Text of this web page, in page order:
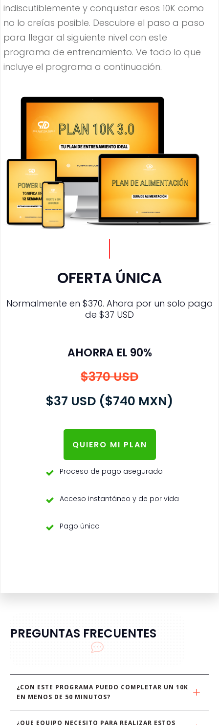
indiscutiblemente y conquistar esos 10K como
no lo creías posible. Descubre el paso a paso
para llegar al siguiente nivel con este
programa de entrenamiento. Ve todo lo que
incluye el programa a continuación.
OFERTA ÚNICA
Normalmente en $370. Ahora por un solo pago
de $37 USD
AHORRA EL 90%
$370 USD
$37 USD ($740 MXN)
QUIERO MI PLAN
Proceso de pago asegurado
Acceso instantáneo y de por vida
Pago único
PREGUNTAS FRECUENTES
¿CON ESTE PROGRAMA PUEDO COMPLETAR UN 10K
EN MENOS DE 50 MINUTOS?
¿QUE EQUIPO NECESITO PARA REALIZAR ESTOS